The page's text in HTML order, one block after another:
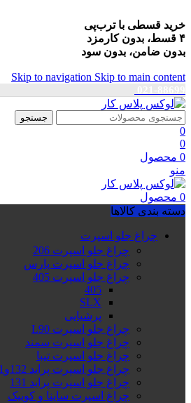
خرید قسطی با ترب‌پی
۴ قسط، بدون کارمزد
بدون ضامن، بدون سود
Skip to navigation Skip to main content
جستجو
0
0
0 محصول
منو
0 محصول
دسته بندی کالاها
چراغ جلو اسپرت
چراغ جلو اسپرت 206
چراغ جلو اسپرت پارس
چراغ جلو اسپرت 405
405
SLX
پرشیایی
چراغ جلو اسپرت L90
چراغ جلو اسپرت سمند
چراغ جلو اسپرت تیبا
چراغ جلو اسپرت پراید 132و111
چراغ جلو اسپرت پراید 131
چراغ اسپرت ساینا و کوییک